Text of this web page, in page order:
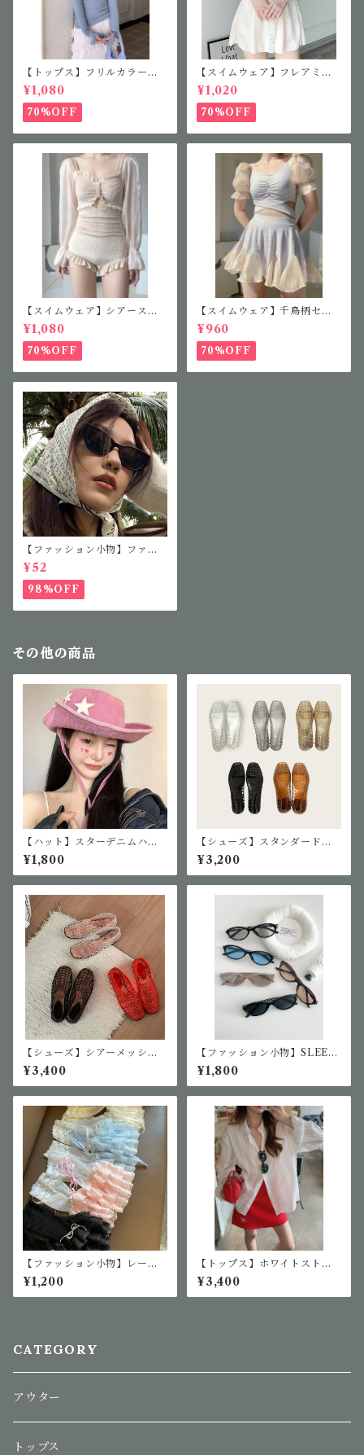
【トップス】フリルカラーニ
ット
¥1,080
70%OFF
【スイムウェア】フレアミニ
ワンピース
¥1,020
70%OFF
【スイムウェア】シアースリ
ーブフリルワンピース
¥1,080
70%OFF
【スイムウェア】千鳥柄セパ
レート水着
¥960
70%OFF
【ファッション小物】ファッ
ションサングラス
¥52
98%OFF
その他の商品
【ハット】スターデニムハッ
ト
¥1,800
【シューズ】スタンダードジ
ェリーシューズ
¥3,200
【シューズ】シアーメッシュ
フラットジェリーシューズ
¥3,400
【ファッション小物】SLEEK
MOODサングラス
¥1,800
【ファッション小物】レース
アップリボンアームカバー
¥1,200
【トップス】ホワイトストラ
イプシャツ
¥3,400
CATEGORY
アウター
トップス